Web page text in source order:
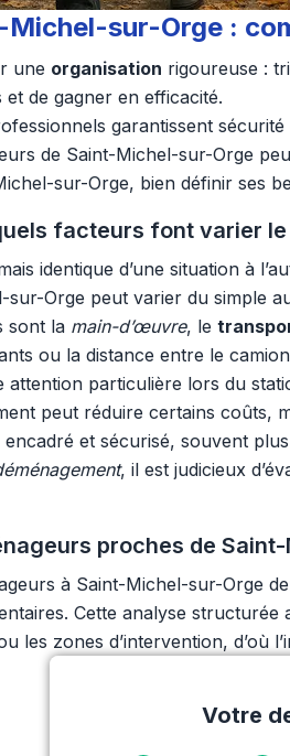
Michel-sur-Orge :
une organisation rigoureuse :
de gagner en efficacité.
garantissent sécurité
de Saint-Michel-sur-Orge
sur-Orge, bien définir ses
facteurs font varier
identique d’une situation à
sur-Orge peut varier du simple
sont la main-d’œuvre, le
ou la distance entre le
attention particulière lors du
peut réduire certains coûts,
et sécurisé, souvent
, il est judicieux
proches de
à Saint-Michel-sur-Orge
Cette analyse
les zones d’intervention,
Votre